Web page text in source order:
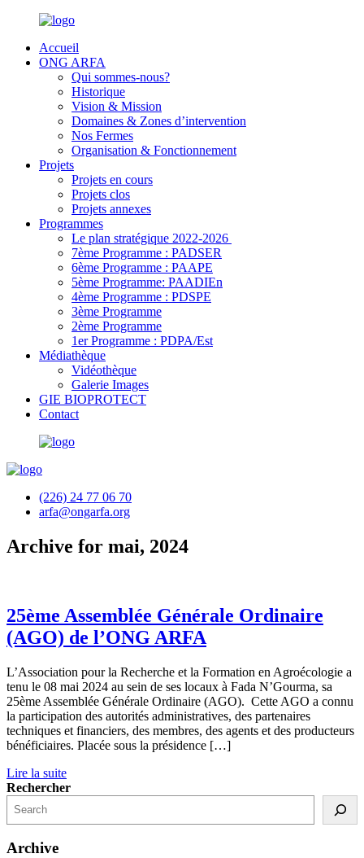
Accueil
ONG ARFA
Qui sommes-nous?
Historique
Vision & Mission
Domaines & Zones d’intervention
Nos Fermes
Organisation & Fonctionnement
Projets
Projets en cours
Projets clos
Projets annexes
Programmes
Le plan stratégique 2022-2026
7ème Programme : PADSER
6ème Programme : PAAPE
5ème Programme: PAADIEn
4ème Programme : PDSPE
3ème Programme
2ème Programme
1er Programme : PDPA/Est
Médiathèque
Vidéothèque
Galerie Images
GIE BIOPROTECT
Contact
(226) 24 77 06 70
arfa@ongarfa.org
Archive for mai, 2024
25ème Assemblée Générale Ordinaire
(AGO) de l’ONG ARFA
L’Association pour la Recherche et la Formation en Agroécologie a
tenu le 08 mai 2024 au sein de ses locaux à Fada N’Gourma, sa
25ème Assemblée Générale Ordinaire (AGO). Cette AGO a connu
la participation des autorités administratives, des partenaires
techniques et financiers, des membres, des agents et des producteurs
bénéficiaires. Placée sous la présidence […]
Lire la suite
Rechercher
Archive